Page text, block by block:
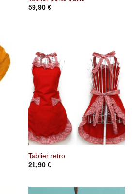
59,90 €
Tablier retro
21,90 €